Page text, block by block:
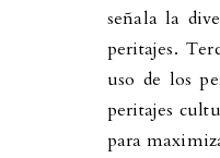
señala la
peritajes.
uso de los
peritajes
para